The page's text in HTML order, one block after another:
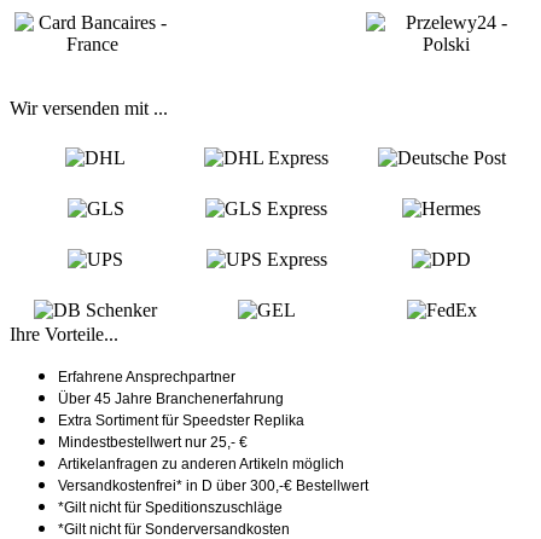
Wir versenden mit ...
Ihre Vorteile...
Erfahrene Ansprechpartner
Über 45 Jahre Branchenerfahrung
Extra Sortiment für Speedster Replika
Mindestbestellwert nur 25,- €
Artikelanfragen zu anderen Artikeln möglich
Versandkostenfrei* in D über 300,-€ Bestellwert
*Gilt nicht für Speditionszuschläge
*Gilt nicht für Sonderversandkosten